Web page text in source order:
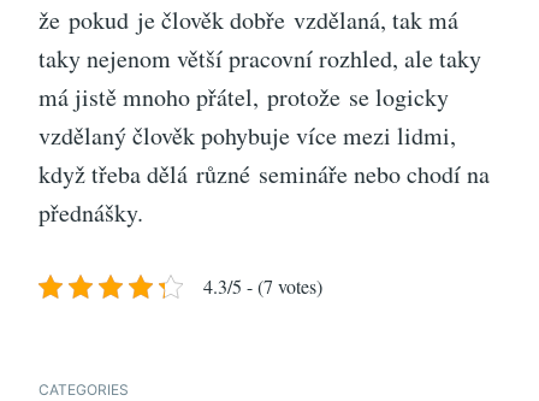
že pokud je člověk dobře vzdělaná, tak má
taky nejenom větší pracovní rozhled, ale taky
má jistě mnoho přátel, protože se logicky
vzdělaný člověk pohybuje více mezi lidmi,
když třeba dělá různé semináře nebo chodí na
přednášky.
4.3/5 - (7 votes)
CATEGORIES